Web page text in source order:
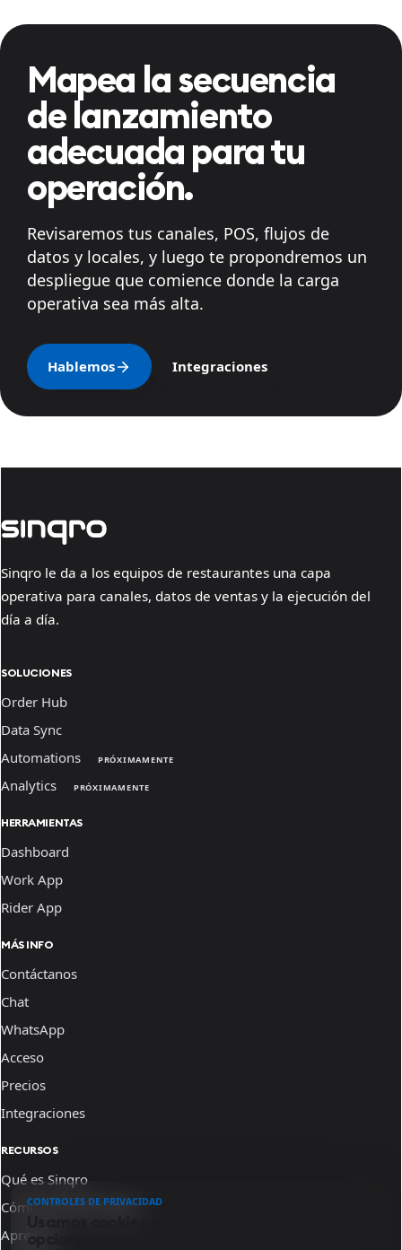
Mapea la secuencia
de lanzamiento
adecuada para tu
operación.
Revisaremos tus canales, POS, flujos de
datos y locales, y luego te propondremos un
despliegue que comience donde la carga
operativa sea más alta.
Hablemos Integraciones
Sinqro le da a los equipos de restaurantes una capa
operativa para canales, datos de ventas y la ejecución del
día a día.
SOLUCIONES
Order Hub
Data Sync
Automations
PRÓXIMAMENTE
Analytics PRÓXIMAMENTE
HERRAMIENTAS
Dashboard
Work App
Rider App
MÁS INFO
Contáctanos
Chat
WhatsApp
Acceso
Precios
Integraciones
RECURSOS
Qué es Sinqro
Cómo funciona Sinqro
Aprende
CONTROLES DE PRIVACIDAD
opcionales.